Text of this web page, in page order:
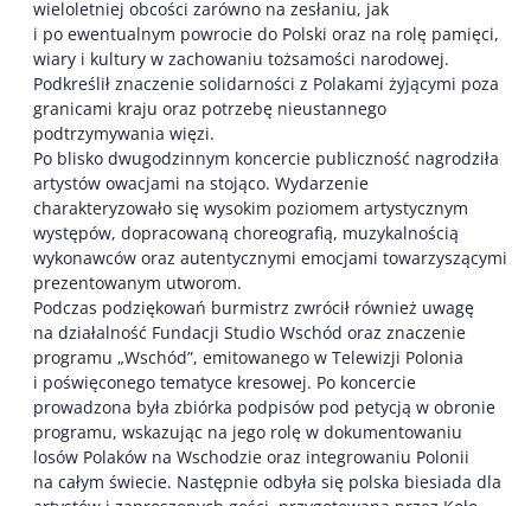
wieloletniej obcości zarówno na zesłaniu, jak
i po ewentualnym powrocie do Polski oraz na rolę pamięci,
wiary i kultury w zachowaniu tożsamości narodowej.
Podkreślił znaczenie solidarności z Polakami żyjącymi poza
granicami kraju oraz potrzebę nieustannego
podtrzymywania więzi.
Po blisko dwugodzinnym koncercie publiczność nagrodziła
artystów owacjami na stojąco. Wydarzenie
charakteryzowało się wysokim poziomem artystycznym
występów, dopracowaną choreografią, muzykalnością
wykonawców oraz autentycznymi emocjami towarzyszącymi
prezentowanym utworom.
Podczas podziękowań burmistrz zwrócił również uwagę
na działalność Fundacji Studio Wschód oraz znaczenie
programu „Wschód”, emitowanego w Telewizji Polonia
i poświęconego tematyce kresowej. Po koncercie
prowadzona była zbiórka podpisów pod petycją w obronie
programu, wskazując na jego rolę w dokumentowaniu
losów Polaków na Wschodzie oraz integrowaniu Polonii
na całym świecie. Następnie odbyła się polska biesiada dla